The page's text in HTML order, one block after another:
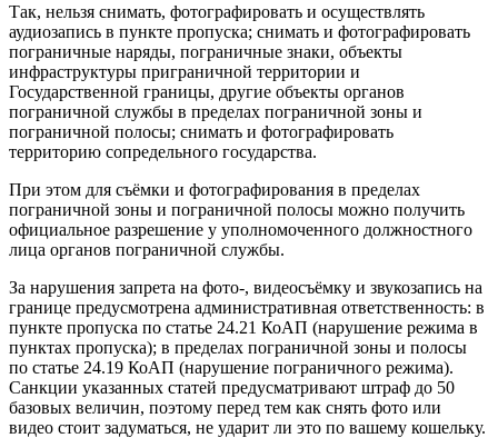
Так, нельзя снимать, фотографировать и осуществлять
аудиозапись в пункте пропуска; снимать и фотографировать
пограничные наряды, пограничные знаки, объекты
инфраструктуры приграничной территории и
Государственной границы, другие объекты органов
пограничной службы в пределах пограничной зоны и
пограничной полосы; снимать и фотографировать
территорию сопредельного государства.
При этом для съёмки и фотографирования в пределах
пограничной зоны и пограничной полосы можно получить
официальное разрешение у уполномоченного должностного
лица органов пограничной службы.
За нарушения запрета на фото-, видеосъёмку и звукозапись на
границе предусмотрена административная ответственность: в
пункте пропуска по статье 24.21 КоАП (нарушение режима в
пунктах пропуска); в пределах пограничной зоны и полосы
по статье 24.19 КоАП (нарушение пограничного режима).
Санкции указанных статей предусматривают штраф до 50
базовых величин, поэтому перед тем как снять фото или
видео стоит задуматься, не ударит ли это по вашему кошельку.